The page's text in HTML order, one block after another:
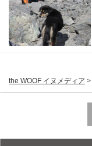
the WOOF イヌメディア >